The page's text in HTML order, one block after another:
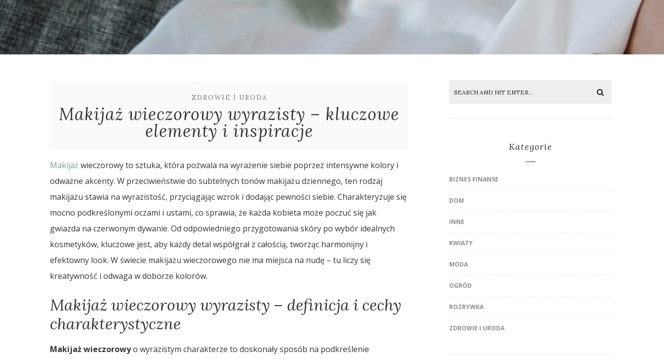
ZDROWIE I URODA
Makijaż wieczorowy wyrazisty – kluczowe
elementy i inspiracje
Makijaż wieczorowy to sztuka, która pozwala na wyrażenie siebie poprzez intensywne kolory i
odważne akcenty. W przeciwieństwie do subtelnych tonów makijażu dziennego, ten rodzaj
makijażu stawia na wyrazistość, przyciągając wzrok i dodając pewności siebie. Charakteryzuje się
mocno podkreślonymi oczami i ustami, co sprawia, że każda kobieta może poczuć się jak
gwiazda na czerwonym dywanie. Od odpowiedniego przygotowania skóry po wybór idealnych
kosmetyków, kluczowe jest, aby każdy detal współgrał z całością, tworząc harmonijny i
efektowny look. W świecie makijażu wieczorowego nie ma miejsca na nudę – tu liczy się
kreatywność i odwaga w doborze kolorów.
Makijaż wieczorowy wyrazisty – definicja i cechy
charakterystyczne
Makijaż wieczorowyo wyrazistym charakterze to doskonały sposób na podkreślenie
Kategorie
BIZNES FINANSE
DOM
INNE
KWIATY
MODA
OGRÓD
ROZRYWKA
ZDROWIE I URODA